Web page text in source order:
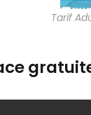
Tarif